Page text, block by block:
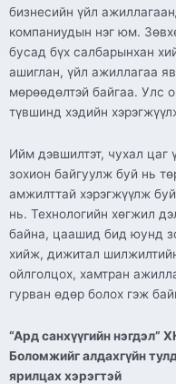
бизнесийн үйл
компаниудын нэг юм.
бусад бүх салбарынхан
ашиглан, үйл ажиллагаа
мөрөөдөлтэй байгаа. Улс
түвшинд хэдийн
Ийм дэвшилтэт, чухал цаг
зохион байгуулж буй нь
амжилттай хэрэгжүүлж
нь. Технологийн хөгжил
байна, цаашид бид юунд
хийж, дижитал
ойлголцох, хамтран
гурван өдөр болох гэж
“Ард санхүүгийн нэгдэл”
Боломжийг алдахгүйн
ярилцах хэрэгтэй